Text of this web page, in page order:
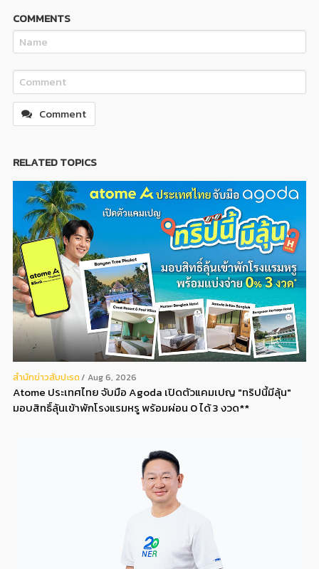
COMMENTS
Comment
RELATED TOPICS
สํานักข่าวสับปะรด Aug 6, 2026
Atome ประเทศไทย จับมือ Agoda เปิดตัวแคมเปญ "ทริปนี้มีลุ้น"
มอบสิทธิ์ลุ้นเข้าพักโรงแรมหรู พร้อมผ่อน 0 ได้ 3 งวด**